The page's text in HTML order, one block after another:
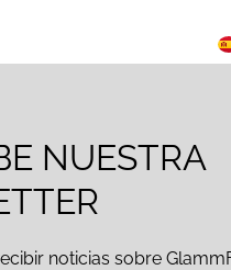
NUESTRA
noticias sobre